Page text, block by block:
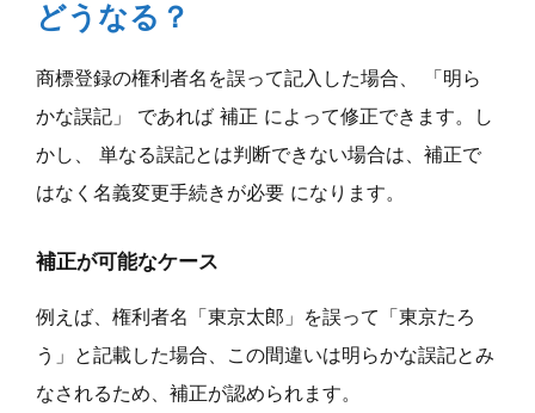
どうなる？
商標登録の権利者名を誤って記入した場合、 「明ら
かな誤記」 であれば 補正 によって修正できます。し
かし、 単なる誤記とは判断できない場合は、補正で
はなく名義変更手続きが必要 になります。
補正が可能なケース
例えば、権利者名「東京太郎」を誤って「東京たろ
う」と記載した場合、この間違いは明らかな誤記とみ
なされるため、補正が認められます。